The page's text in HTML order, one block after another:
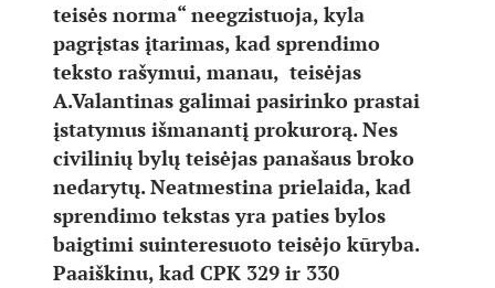
teisės norma“ neegzistuoja, kyla
pagrįstas įtarimas, kad sprendimo
teksto rašymui, manau, teisėjas
A.Valantinas galimai pasirinko prastai
įstatymus išmanantį prokurorą. Nes
civilinių bylų teisėjas panašaus broko
nedarytų. Neatmestina prielaida, kad
sprendimo tekstas yra paties bylos
baigtimi suinteresuoto teisėjo kūryba.
Paaiškinu, kad CPK 329 ir 330